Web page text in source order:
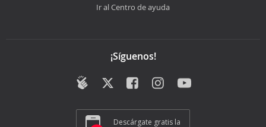
Ir al Centro de ayuda
¡Síguenos!
Descárgate gratis la